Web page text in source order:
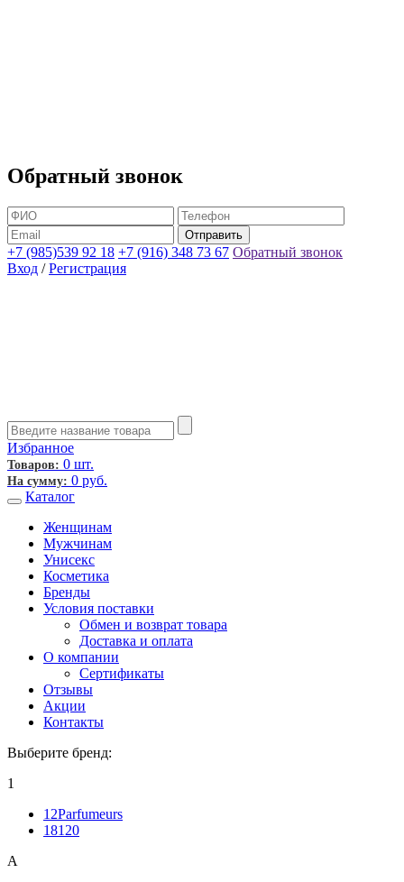
Обратный звонок
+7 (985)539 92 18 +7 (916) 348 73 67 Обратный звонок
Вход / Регистрация
Избранное
Товаров: 0 шт.
На сумму: 0 руб.
Каталог
Женщинам
Мужчинам
Унисекс
Косметика
Бренды
Условия поставки
Обмен и возврат товара
Доставка и оплата
О компании
Сертификаты
Отзывы
Акции
Контакты
Выберите бренд:
1
12Parfumeurs
18120
A